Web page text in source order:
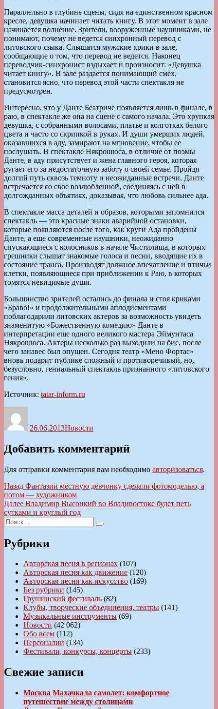
Параллельно в глубине сцены, сидя на единственном красном
кресле, девушка начинает читать книгу. В этот момент в зале
начинается волнение. Зрители, вооруженные наушниками, не
понимают, почему не ведется синхронный перевод с
литовского языка. Слышатся мужские крики в зале,
сообщающие о том, что перевод не ведется. Наконец
переводчик-синхронист вздыхает и произносит: «Девушка
читает книгу». В зале раздается понимающий смех,
становится ясно, что перевод этой части спектакля не
предусмотрен.
Интересно, что у Данте Беатриче появляется лишь в финале, в
раю, в спектакле же она на сцене с самого начала. Это хрупкая
девушка, с собранными волосами, платье и колготках белого
цвета и часто со скрипкой в руках. И души умерших людей,
оказавшихся в аду, замирают на мгновение, чтобы ее
послушать. В спектакле Някрошюса, в отличие от поэмы
Данте, в аду присутствует и жена главного героя, которая
ругает его за недостаточную заботу о своей семье. Пройдя
долгий путь сквозь темноту и неожиданные встречи, Данте
встречается со свое возлюбленной, соединяясь с ней в
долгожданных объятиях, доказывая, что любовь сильнее ада.
В спектакле масса деталей и образов, которыми запомнился
спектакль — это красные знаки аварийной остановки,
которые появляются после того, как круги Ада пройдены
Данте, а еще современные наушники, неожиданно
спускающиеся с колосников в начале Чистилища, в которых
грешники слышат знакомые голоса и песни, вводящие их в
состояние транса. Производят должное впечатление и птичьи
клетки, появляющиеся при приближении к Раю, в которых
томятся невидимые души.
Большинство зрителей остались до финала и стоя криками
«Браво!» и продолжительными аплодисментами
поблагодарили литовских актеров за возможность увидеть
знаменитую «Божественную комедию» Данте в
интерпретации еще одного великого мастера Эймунтаса
Някрошюса. Актеры несколько раз выходили на бис, после
чего занавес был опущен. Сегодня театр «Мено Фортас»
вновь подарит публике сложный и противоречивый, но,
безусловно, гениальный спектакль признанного «литовского
гения».
Источник: tatar-inform.ru
26.06.2013Новости
Добавить комментарий
Для отправки комментария вам необходимо авторизоваться.
Навигация
по
записям
Назад Предыдущая
запись:
Фантазии местную девчонку сделали фотомоделью, а
потом — художником
Далее Следующая
запись:
Владимир Высоцкий во Владивостоке будет петь
сутками и круглый год
Искать:
Поиск
Рубрики
Авторская песня в регионах (107)
Авторская песня как движение (120)
Авторская песня как искусство (169)
Без рубрики (145)
Грушинский фестиваль (82)
Клубы, творческие объединения, театры (141)
Музыкальные инструменты (69)
Новости (42 062)
Обо всем (112)
Персоналии (134)
Фестивали, конкурсы, концерты (233)
Свежие записи
Москва Махачкала самолет: комфортное
путешествие между столицами